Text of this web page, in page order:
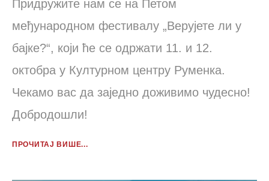
Придружите нам се на Петом
међународном фестивалу „Верујете ли у
бајке?“, који ће се одржати 11. и 12.
октобра у Културном центру Руменка.
Чекамо вас да заједно доживимо чудесно!
Добродошли!
ПРОЧИТАЈ ВИШЕ...